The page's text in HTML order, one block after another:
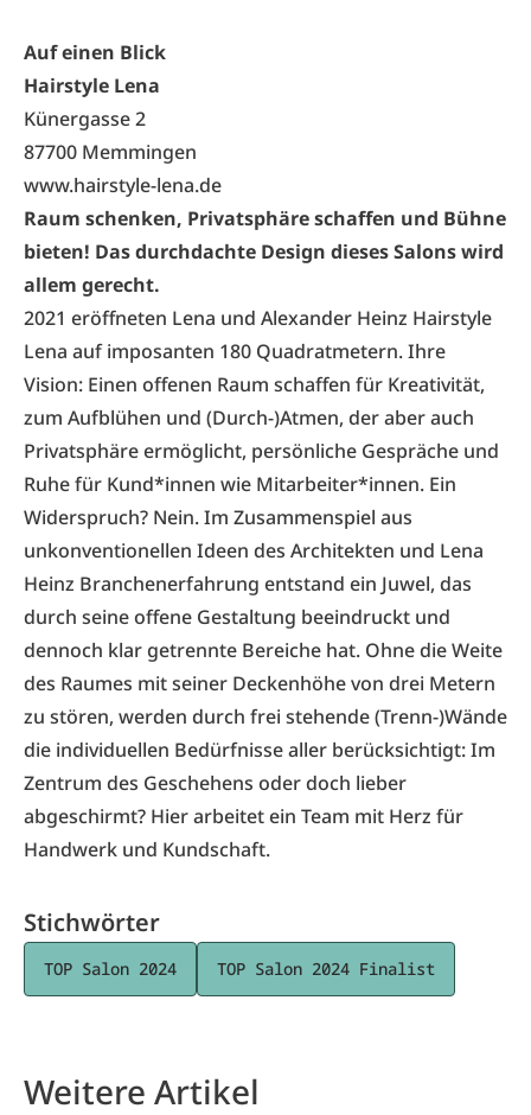
Auf einen Blick
Hairstyle Lena
Künergasse 2
87700 Memmingen
www.hairstyle-lena.de
Raum schenken, Privatsphäre schaffen und Bühne
bieten! Das durchdachte Design dieses Salons wird
allem gerecht.
2021 eröffneten Lena und Alexander Heinz Hairstyle
Lena auf imposanten 180 Quadratmetern. Ihre
Vision: Einen offenen Raum schaffen für Kreativität,
zum Aufblühen und (Durch-)Atmen, der aber auch
Privatsphäre ermöglicht, persönliche Gespräche und
Ruhe für Kund*innen wie Mitarbeiter*innen. Ein
Widerspruch? Nein. Im Zusammenspiel aus
unkonventionellen Ideen des Architekten und Lena
Heinz Branchenerfahrung entstand ein Juwel, das
durch seine offene Gestaltung beeindruckt und
dennoch klar getrennte Bereiche hat. Ohne die Weite
des Raumes mit seiner Deckenhöhe von drei Metern
zu stören, werden durch frei stehende (Trenn-)Wände
die individuellen Bedürfnisse aller berücksichtigt: Im
Zentrum des Geschehens oder doch lieber
abgeschirmt? Hier arbeitet ein Team mit Herz für
Handwerk und Kundschaft.
Stichwörter
TOP Salon 2024 TOP Salon 2024 Finalist
Weitere Artikel